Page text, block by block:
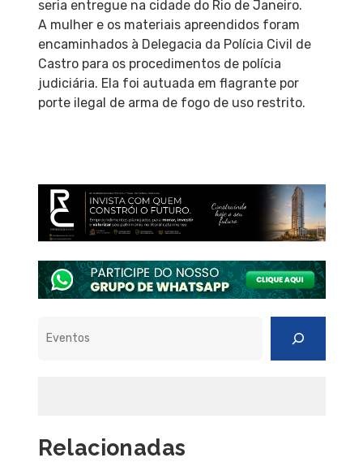
seria entregue na cidade do Rio de Janeiro.
A mulher e os materiais apreendidos foram
encaminhados à Delegacia da Polícia Civil de
Castro para os procedimentos de polícia
judiciária. Ela foi autuada em flagrante por
porte ilegal de arma de fogo de uso restrito.
Relacionadas